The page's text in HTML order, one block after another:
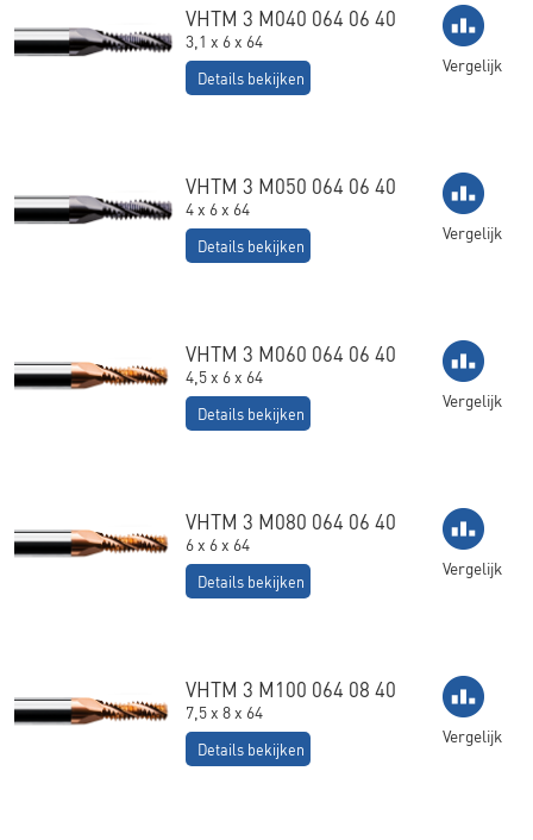
VHTM 3 M040 064 06 40
3,1 x 6 x 64
Details bekijken
Vergelijk
VHTM 3 M050 064 06 40
4 x 6 x 64
Details bekijken
Vergelijk
VHTM 3 M060 064 06 40
4,5 x 6 x 64
Details bekijken
Vergelijk
VHTM 3 M080 064 06 40
6 x 6 x 64
Details bekijken
Vergelijk
VHTM 3 M100 064 08 40
7,5 x 8 x 64
Details bekijken
Vergelijk